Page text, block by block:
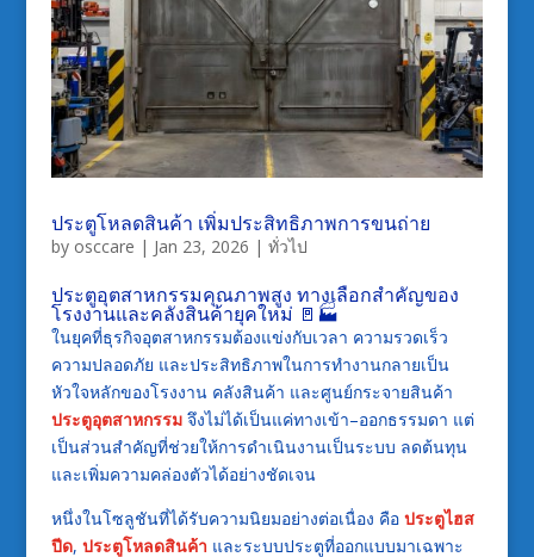
ประตูโหลดสินค้า เพิ่มประสิทธิภาพการขนถ่าย
by osccare | Jan 23, 2026 | ทั่วไป
ประตูอุตสาหกรรมคุณภาพสูง ทางเลือกสำคัญของ
โรงงานและคลังสินค้ายุคใหม่ 🚪🏭
ในยุคที่ธุรกิจอุตสาหกรรมต้องแข่งกับเวลา ความรวดเร็ว
ความปลอดภัย และประสิทธิภาพในการทำงานกลายเป็น
หัวใจหลักของโรงงาน คลังสินค้า และศูนย์กระจายสินค้า
ประตูอุตสาหกรรมจึงไม่ได้เป็นแค่ทางเข้า–ออกธรรมดา แต่
เป็นส่วนสำคัญที่ช่วยให้การดำเนินงานเป็นระบบ ลดต้นทุน
และเพิ่มความคล่องตัวได้อย่างชัดเจน
หนึ่งในโซลูชันที่ได้รับความนิยมอย่างต่อเนื่อง คือ ประตูไฮส
ปีด, ประตูโหลดสินค้า และระบบประตูที่ออกแบบมาเฉพาะ